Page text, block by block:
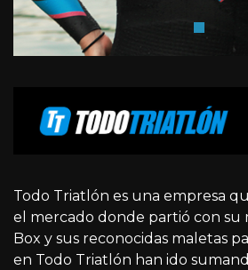
Todo Triatlón es una empresa
el mercado donde partió con su
Box y sus reconocidas maletas
en Todo Triatlón han ido